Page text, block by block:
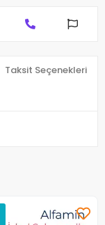
Taksit Seçenekleri